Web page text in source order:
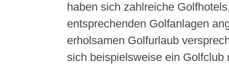
haben sich zahlreiche
entsprechenden Golfanlagen
erholsamen Golfurlaub
sich beispielsweise ein Golfclub